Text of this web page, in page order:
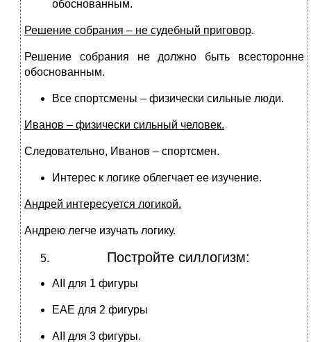
обоснованным.
Решение собрания – не судебный приговор.
Решение собрания не должно быть всесторонне
обоснованным.
Все спортсмены – физически сильные люди.
Иванов – физически сильный человек.
Следовательно, Иванов – спортсмен.
Интерес к логике облегчает ее изучение.
Андрей интересуется логикой.
Андрею легче изучать логику.
Постройте силлогизм:
АII для 1 фигуры
ЕАЕ для 2 фигуры
АII для 3 фигуры.